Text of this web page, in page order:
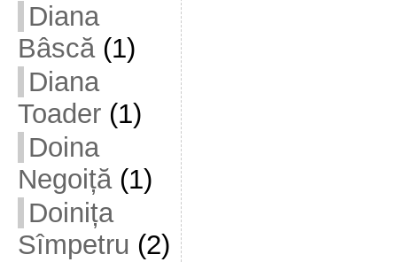
Diana
Bâscă(1)
Diana
Toader(1)
Doina
Negoiță(1)
Doinița
Sîmpetru (2)